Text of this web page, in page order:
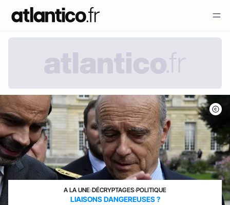
A LA UNE›DÉCRYPTAGES›POLITIQUE
LIAISONS DANGEREUSES ?